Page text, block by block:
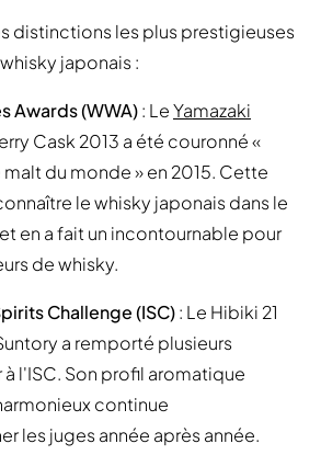
distinctions les plus prestigieuses
japonais :
Awards (WWA): LeYamazaki
Cask 2013 a été couronné «
du monde » en 2015. Cette
le whisky japonais dans le
en a fait un incontournable pour
de whisky.
Challenge (ISC): Le Hibiki 21
a remporté plusieurs
l'ISC. Son profil aromatique
continue
les juges année après année.